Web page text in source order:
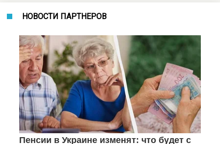
НОВОСТИ ПАРТНЕРОВ